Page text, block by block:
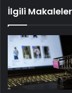
İlgili Makaleler